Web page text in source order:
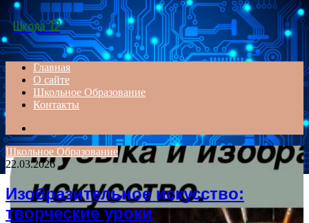
Menu
Школа 12
Главная
О сайте
Школьное Образование
Контакты
for
Школьное Образование
22.03.2026
Изобразительное искусство:
творческие уроки